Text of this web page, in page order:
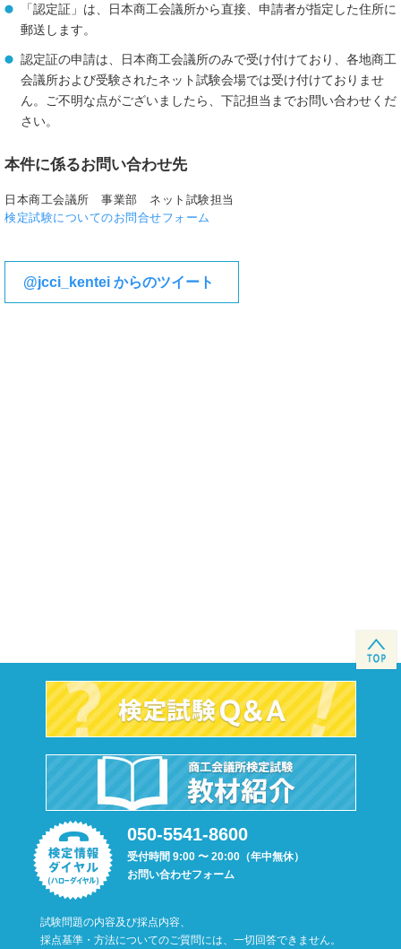
「認定証」は、日本商工会議所から直接、申請者が指定した住所に
郵送します。
認定証の申請は、日本商工会議所のみで受け付けており、各地商工
会議所および受験されたネット試験会場では受け付けておりませ
ん。ご不明な点がございましたら、下記担当までお問い合わせくだ
さい。
本件に係るお問い合わせ先
日本商工会議所 事業部 ネット試験担当
検定試験についてのお問合せフォーム
@jcci_kentei からのツイート
050-5541-8600
受付時間 9:00 〜 20:00（年中無休）
お問い合わせフォーム
試験問題の内容及び採点内容、
採点基準・方法についてのご質問には、一切回答できません。